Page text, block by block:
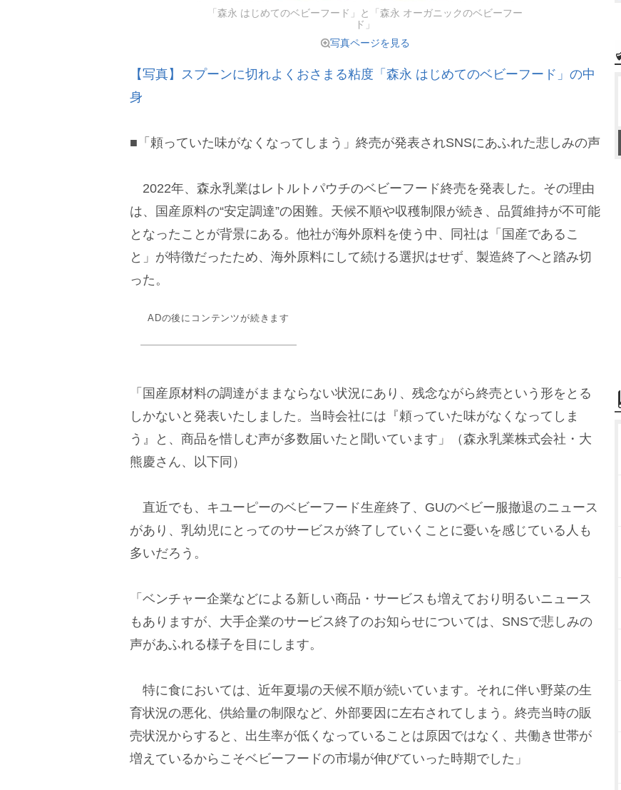
「森永 はじめてのベビーフード」と「森永 オーガニックのベビーフー
ド」
写真ページを見る
【写真】スプーンに切れよくおさまる粘度「森永 はじめてのベビーフード」の中
身
■「頼っていた味がなくなってしまう」終売が発表されSNSにあふれた悲しみの声
2022年、森永乳業はレトルトパウチのベビーフード終売を発表した。その理由
は、国産原料の“安定調達”の困難。天候不順や収穫制限が続き、品質維持が不可能
となったことが背景にある。他社が海外原料を使う中、同社は「国産であるこ
と」が特徴だったため、海外原料にして続ける選択はせず、製造終了へと踏み切
った。
ADの後にコンテンツが続きます
「国産原材料の調達がままならない状況にあり、残念ながら終売という形をとる
しかないと発表いたしました。当時会社には『頼っていた味がなくなってしま
う』と、商品を惜しむ声が多数届いたと聞いています」（森永乳業株式会社・大
熊慶さん、以下同）
直近でも、キユーピーのベビーフード生産終了、GUのベビー服撤退のニュース
があり、乳幼児にとってのサービスが終了していくことに憂いを感じている人も
多いだろう。
「ベンチャー企業などによる新しい商品・サービスも増えており明るいニュース
もありますが、大手企業のサービス終了のお知らせについては、SNSで悲しみの
声があふれる様子を目にします。
特に食においては、近年夏場の天候不順が続いています。それに伴い野菜の生
育状況の悪化、供給量の制限など、外部要因に左右されてしまう。終売当時の販
売状況からすると、出生率が低くなっていることは原因ではなく、共働き世帯が
増えているからこそベビーフードの市場が伸びていった時期でした」